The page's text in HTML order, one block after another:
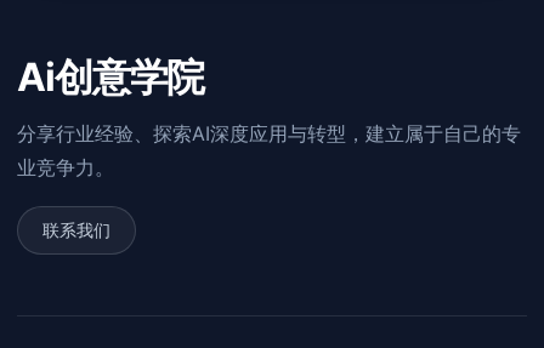
Ai创意学院
分享行业经验、探索AI深度应用与转型，建立属于自己的专
业竞争力。
联系我们